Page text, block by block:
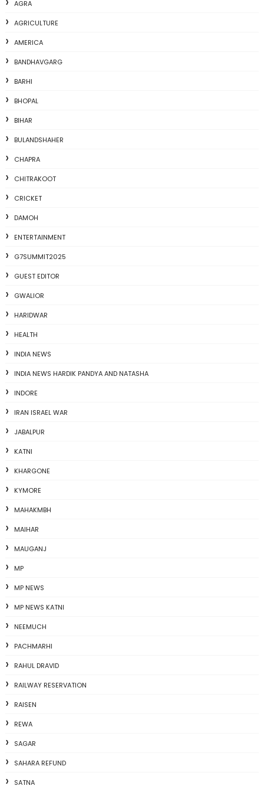
AGRA
AGRICULTURE
AMERICA
BANDHAVGARG
BARHI
BHOPAL
BIHAR
BULANDSHAHER
CHAPRA
CHITRAKOOT
CRICKET
DAMOH
ENTERTAINMENT
G7SUMMIT2025
GUEST EDITOR
GWALIOR
HARIDWAR
HEALTH
INDIA NEWS
INDIA NEWS HARDIK PANDYA AND NATASHA
INDORE
IRAN ISRAEL WAR
JABALPUR
KATNI
KHARGONE
KYMORE
MAHAKMBH
MAIHAR
MAUGANJ
MP
MP NEWS
MP NEWS KATNI
NEEMUCH
PACHMARHI
RAHUL DRAVID
RAILWAY RESERVATION
RAISEN
REWA
SAGAR
SAHARA REFUND
SATNA